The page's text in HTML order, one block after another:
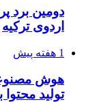
دومین برد
اردوی ترکیه
1 هفته پیش
هوش
تولید